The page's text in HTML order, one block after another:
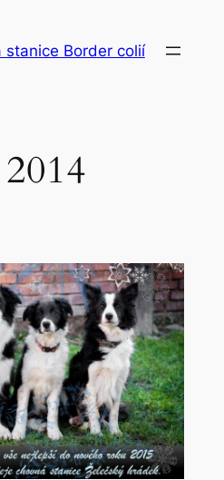
stanice Border colií
2014